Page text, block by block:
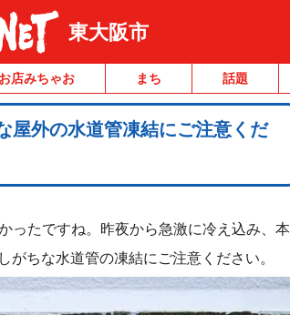
東大阪市
お店みちゃお まち 話題
屋外の水道管凍結にご注意くだ
ったですね。昨夜から急激に冷え込み、本
ちな水道管の凍結にご注意ください。